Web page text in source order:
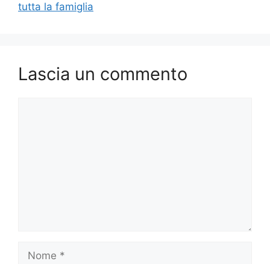
tutta la famiglia
Lascia un commento
Nome